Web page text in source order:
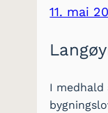
11. mai
I medhald